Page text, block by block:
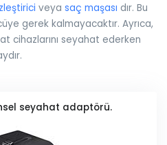
veya saç maşası dır. Bu
gerek kalmayacaktır. Ayrıca,
cihazlarını seyahat ederken
seyahat adaptörü.